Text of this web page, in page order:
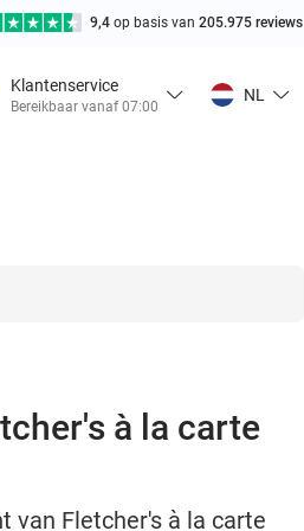
9,4 op basis van 205.975 reviews
Klantenservice
Bereikbaar vanaf 07:00
NL
à la carte
van Fletcher's à la carte